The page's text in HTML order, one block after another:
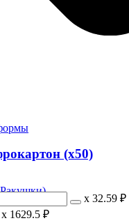
(х50)
х 32.59 ₽
х 1629.5 ₽